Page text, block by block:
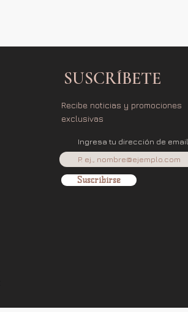
SUSCRÍBETE
Recibe noticias y promociones
exclusivas
Ingresa tu dirección de email
Suscribirse